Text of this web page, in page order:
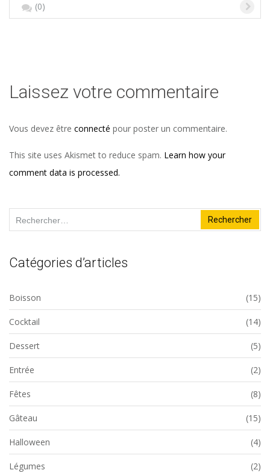
(0)
Laissez votre commentaire
Vous devez être connecté pour poster un commentaire.
This site uses Akismet to reduce spam. Learn how your
comment data is processed.
Rechercher :
Catégories d’articles
Boisson (15)
Cocktail (14)
Dessert (5)
Entrée (2)
Fêtes (8)
Gâteau (15)
Halloween (4)
Légumes (2)